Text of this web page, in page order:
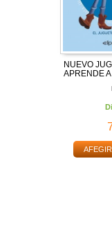
NUEVO
APRENDE